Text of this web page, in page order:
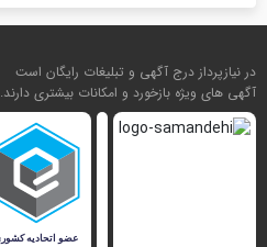
در نیازپرداز درج آگهی و تبلیغات رایگان است
آگهی های ویژه بازخورد و امکانات بیشتری دارند.